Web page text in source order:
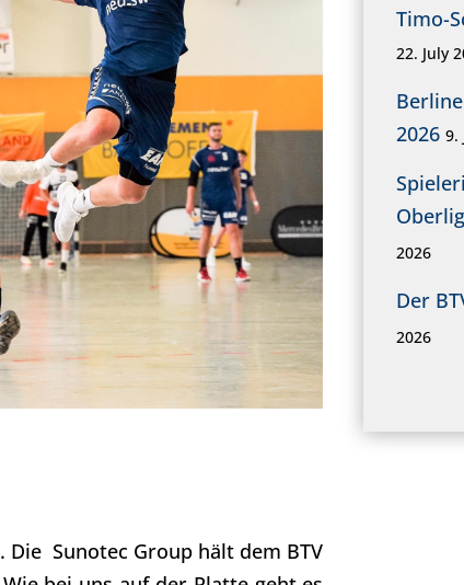
Die Sunotec Group hält dem BTV
Timo-
22. July
2026 9.
2026
Der
2026